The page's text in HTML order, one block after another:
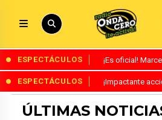
ESPECTÁCULOS ¡Es oficial!
ESPECTÁCULOS ¡Impactante
ÚLTIMAS